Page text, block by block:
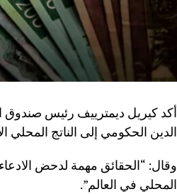
أكد كيريل ديمترييف رئيس صندوق
الدين الحكومي إلى الناتج المحلي
وقال: “الحقائق مهمة لدحض
المحلي في العالم”.